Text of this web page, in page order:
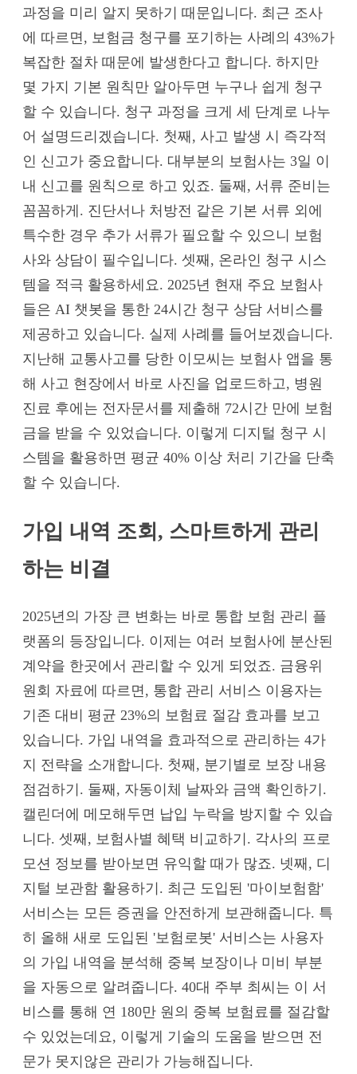
과정을 미리 알지 못하기 때문입니다. 최근 조사
에 따르면, 보험금 청구를 포기하는 사례의 43%가
복잡한 절차 때문에 발생한다고 합니다. 하지만
몇 가지 기본 원칙만 알아두면 누구나 쉽게 청구
할 수 있습니다. 청구 과정을 크게 세 단계로 나누
어 설명드리겠습니다. 첫째, 사고 발생 시 즉각적
인 신고가 중요합니다. 대부분의 보험사는 3일 이
내 신고를 원칙으로 하고 있죠. 둘째, 서류 준비는
꼼꼼하게. 진단서나 처방전 같은 기본 서류 외에
특수한 경우 추가 서류가 필요할 수 있으니 보험
사와 상담이 필수입니다. 셋째, 온라인 청구 시스
템을 적극 활용하세요. 2025년 현재 주요 보험사
들은 AI 챗봇을 통한 24시간 청구 상담 서비스를
제공하고 있습니다. 실제 사례를 들어보겠습니다.
지난해 교통사고를 당한 이모씨는 보험사 앱을 통
해 사고 현장에서 바로 사진을 업로드하고, 병원
진료 후에는 전자문서를 제출해 72시간 만에 보험
금을 받을 수 있었습니다. 이렇게 디지털 청구 시
스템을 활용하면 평균 40% 이상 처리 기간을 단축
할 수 있습니다.
가입 내역 조회, 스마트하게 관리
하는 비결
2025년의 가장 큰 변화는 바로 통합 보험 관리 플
랫폼의 등장입니다. 이제는 여러 보험사에 분산된
계약을 한곳에서 관리할 수 있게 되었죠. 금융위
원회 자료에 따르면, 통합 관리 서비스 이용자는
기존 대비 평균 23%의 보험료 절감 효과를 보고
있습니다. 가입 내역을 효과적으로 관리하는 4가
지 전략을 소개합니다. 첫째, 분기별로 보장 내용
점검하기. 둘째, 자동이체 날짜와 금액 확인하기.
캘린더에 메모해두면 납입 누락을 방지할 수 있습
니다. 셋째, 보험사별 혜택 비교하기. 각사의 프로
모션 정보를 받아보면 유익할 때가 많죠. 넷째, 디
지털 보관함 활용하기. 최근 도입된 '마이보험함'
서비스는 모든 증권을 안전하게 보관해줍니다. 특
히 올해 새로 도입된 '보험로봇' 서비스는 사용자
의 가입 내역을 분석해 중복 보장이나 미비 부분
을 자동으로 알려줍니다. 40대 주부 최씨는 이 서
비스를 통해 연 180만 원의 중복 보험료를 절감할
수 있었는데요, 이렇게 기술의 도움을 받으면 전
문가 못지않은 관리가 가능해집니다.